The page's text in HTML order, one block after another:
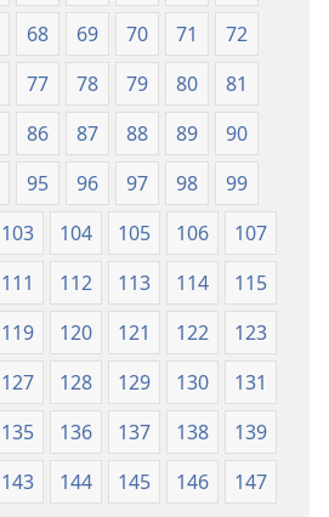
68 69 70 71
72
77 78 79 80
81
86 87 88 89
90
95 96 97 98
99
103 104 105 106
107
111 112 113 114
115
119 120 121 122
123
127 128 129 130
131
135 136 137 138
139
143 144 145 146
147